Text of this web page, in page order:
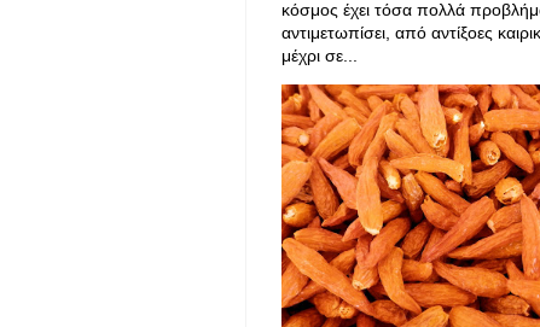
κόσμος έχει τόσα πολλά
αντιμετωπίσει, από αντίξοες
μέχρι σε...